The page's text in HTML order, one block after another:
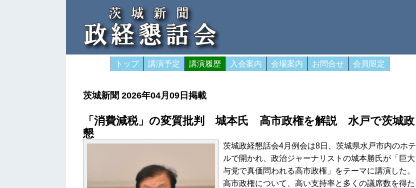
トップ 講演予定 講演履歴 入会案内 会場案内 お問合せ 会員限定
茨城新聞 2026年04月09日掲載
「消費減税」の変質批判 城本氏 高市政権を解説 水戸で茨城政
懇
茨城政経懇話会4月例会は8日、茨城県水戸市内のホテ
ルで開かれ、政治ジャーナリストの城本勝氏が「巨大
与党で真価問われる高市政権」をテーマに講演した。
高市政権について、高い支持率と多くの議席数を得た